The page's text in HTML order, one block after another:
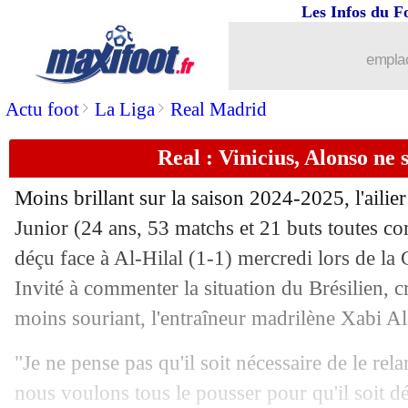
Actu foot> La Liga> Real Madrid
Les Infos du
Real : Vinicius, Alonso ne
Moins brillant sur la saison 2024-2025,
Junior (24 ans, 53 matchs et 21 buts toutes
déçu face à Al-Hilal (1-1) mercredi lors de la
Invité à commenter la situation du Brésilien,
moins souriant, l'entraîneur madrilène Xabi
"Je ne pense pas qu'il soit nécessaire de le
nous voulons tous le pousser pour qu'il soit
Real: Courtois confirme pour son
22/06 Inter
22/06 Lens: Koffi à Angers, ce sera un prêt
22/06 Barça : les gardiens, la mise au point
22/06 Bilbao: Nico Williams, le Bayern
22/06 Everton: l'ancien Lyonnais Tete va
22/06 Leverkusen: Quansah, Liverpool a